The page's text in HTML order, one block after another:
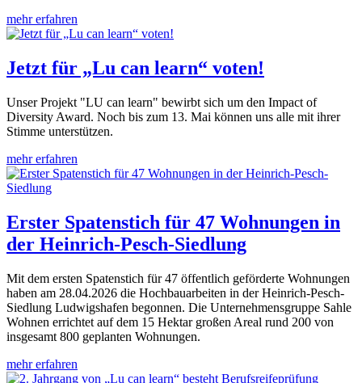
mehr erfahren
Jetzt für „Lu can learn“ voten!
Unser Projekt "LU can learn" bewirbt sich um den Impact of
Diversity Award. Noch bis zum 13. Mai können uns alle mit ihrer
Stimme unterstützen.
mehr erfahren
Erster Spatenstich für 47 Wohnungen in
der Heinrich-Pesch-Siedlung
Mit dem ersten Spatenstich für 47 öffentlich geförderte Wohnungen
haben am 28.04.2026 die Hochbauarbeiten in der Heinrich-Pesch-
Siedlung Ludwigshafen begonnen. Die Unternehmensgruppe Sahle
Wohnen errichtet auf dem 15 Hektar großen Areal rund 200 von
insgesamt 800 geplanten Wohnungen.
mehr erfahren